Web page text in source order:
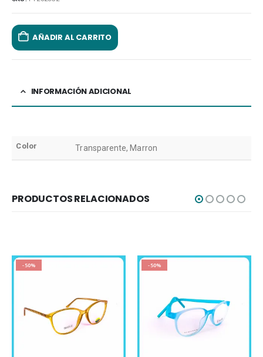
AÑADIR AL CARRITO
INFORMACIÓN ADICIONAL
Color Transparente, Marron
PRODUCTOS RELACIONADOS